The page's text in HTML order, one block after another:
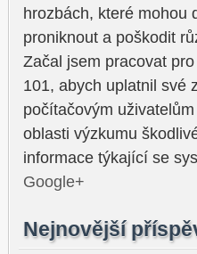
hrozbách, které mohou
proniknout a poškodit
Začal jsem pracovat
101, abych uplatnil své
počítačovým
oblasti výzkumu
informace týkající se
Google+
Nejnovější